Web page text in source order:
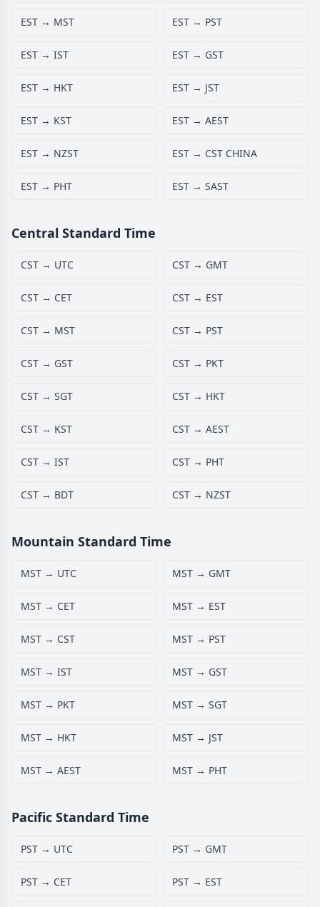
EST → MST EST → PST
EST → IST EST → GST
EST → HKT EST → JST
EST → KST EST → AEST
EST → NZST EST → CST CHINA
EST → PHT EST → SAST
Central Standard Time
CST → UTC CST → GMT
CST → CET CST → EST
CST → MST CST → PST
CST → GST CST → PKT
CST → SGT CST → HKT
CST → KST CST → AEST
CST → IST CST → PHT
CST → BDT CST → NZST
Mountain Standard Time
MST → UTC MST → GMT
MST → CET MST → EST
MST → CST MST → PST
MST → IST MST → GST
MST → PKT MST → SGT
MST → HKT MST → JST
MST → AEST MST → PHT
Pacific Standard Time
PST → UTC PST → GMT
PST → CET PST → EST